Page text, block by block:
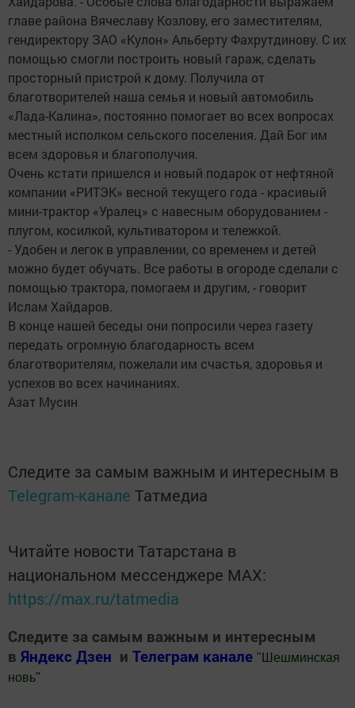
главе района Вячеславу Козлову, его заместителям,
гендиректору ЗАО «Кулон» Альберту Фахрутдинову. С их
помощью смогли построить новый гараж, сделать
просторный пристрой к дому. Получила от
благотворителей наша семья и новый автомобиль
«Лада-Калина», постоянно помогает во всех вопросах
местный исполком сельского поселения. Дай Бог им
всем здоровья и благополучия.
Очень кстати пришелся и новый подарок от нефтяной
компании «РИТЭК» весной текущего года - красивый
мини-трактор «Уралец» с навесным оборудованием -
плугом, косилкой, культиватором и тележкой.
- Удобен и легок в управлении, со временем и детей
можно будет обучать. Все работы в огороде сделали с
помощью трактора, помогаем и другим, - говорит
Ислам Хайдаров.
В конце нашей беседы они попросили через газету
передать огромную благодарность всем
благотворителям, пожелали им счастья, здоровья и
успехов во всех начинаниях.
Азат Мусин
Следите за самым важным и интересным в
Telegram-канале Татмедиа
Читайте новости Татарстана в
национальном мессенджере MАХ:
https://max.ru/tatmedia
Следите за самым важным и интересным
в Яндекс Дзен и Телеграм канале " Шешминская
новь"